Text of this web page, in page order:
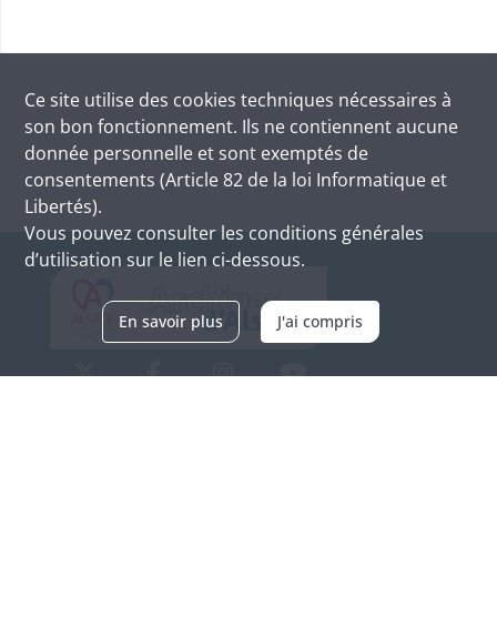
Ce site utilise des cookies techniques nécessaires à
son bon fonctionnement. Ils ne contiennent aucune
donnée personnelle et sont exemptés de
consentements (Article 82 de la loi Informatique et
Libertés).
Vous pouvez consulter les conditions générales
d’utilisation sur le lien ci-dessous.
En savoir plus J'ai compris